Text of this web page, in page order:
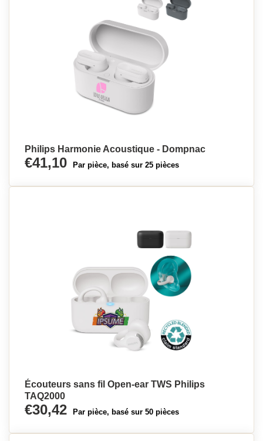
Philips Harmonie Acoustique - Dompnac
€41,10 Par pièce, basé sur 25 pièces
Écouteurs sans fil Open-ear TWS Philips
TAQ2000
€30,42 Par pièce, basé sur 50 pièces